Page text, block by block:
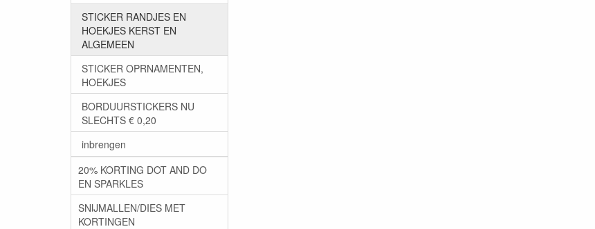
STICKER RANDJES EN
HOEKJES KERST EN
ALGEMEEN
STICKER OPRNAMENTEN,
HOEKJES
BORDUURSTICKERS NU
SLECHTS € 0,20
inbrengen
20% KORTING DOT AND DO
EN SPARKLES
SNIJMALLEN/DIES MET
KORTINGEN